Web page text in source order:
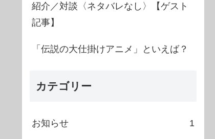
紹介／対談〈ネタバレなし〉【ゲスト
記事】
「伝説の大仕掛けアニメ」といえば？
カテゴリー
お知らせ 1